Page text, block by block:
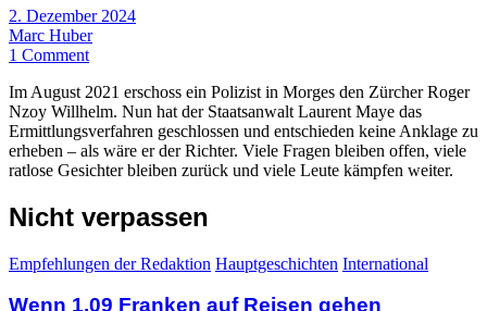
2. Dezember 2024
Marc Huber
1 Comment
Im August 2021 erschoss ein Polizist in Morges den Zürcher Roger
Nzoy Willhelm. Nun hat der Staatsanwalt Laurent Maye das
Ermittlungsverfahren geschlossen und entschieden keine Anklage zu
erheben – als wäre er der Richter. Viele Fragen bleiben offen, viele
ratlose Gesichter bleiben zurück und viele Leute kämpfen weiter.
Nicht verpassen
Empfehlungen der Redaktion Hauptgeschichten International
Wenn 1.09 Franken auf Reisen gehen